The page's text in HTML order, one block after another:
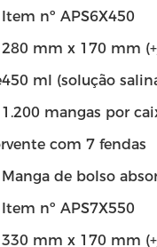
Item nº APS6X450
280 mm x 170 mm
450 ml (solução
1.200 mangas por
com 7 fendas
Manga de bolso
Item nº APS7X550
330 mm x 170 mm